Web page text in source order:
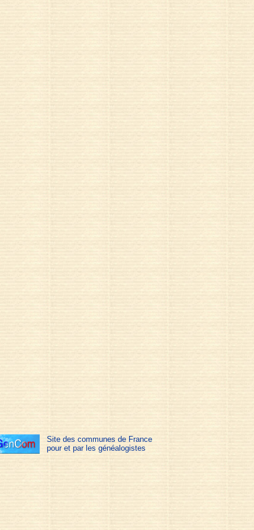
Site des communes de France
pour et par les généalogistes